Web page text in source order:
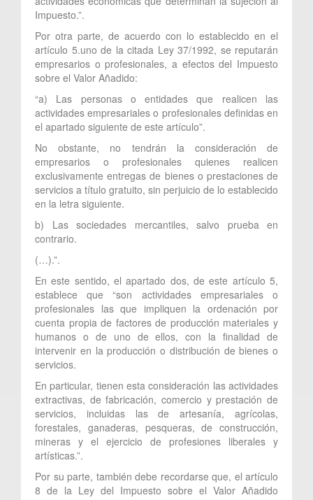
Impuesto.”.
Por otra parte, de acuerdo con lo establecido en el
artículo 5.uno de la citada Ley 37/1992, se reputarán
empresarios o profesionales, a efectos del Impuesto
sobre el Valor Añadido:
“a) Las personas o entidades que realicen las
actividades empresariales o profesionales definidas en
el apartado siguiente de este artículo”.
No obstante, no tendrán la consideración de
empresarios o profesionales quienes realicen
exclusivamente entregas de bienes o prestaciones de
servicios a título gratuito, sin perjuicio de lo establecido
en la letra siguiente.
b) Las sociedades mercantiles, salvo prueba en
contrario.
(…).”.
En este sentido, el apartado dos, de este artículo 5,
establece que “son actividades empresariales o
profesionales las que impliquen la ordenación por
cuenta propia de factores de producción materiales y
humanos o de uno de ellos, con la finalidad de
intervenir en la producción o distribución de bienes o
servicios.
En particular, tienen esta consideración las actividades
extractivas, de fabricación, comercio y prestación de
servicios, incluidas las de artesanía, agrícolas,
forestales, ganaderas, pesqueras, de construcción,
mineras y el ejercicio de profesiones liberales y
artísticas.”.
Por su parte, también debe recordarse que, el artículo
8 de la Ley del Impuesto sobre el Valor Añadido